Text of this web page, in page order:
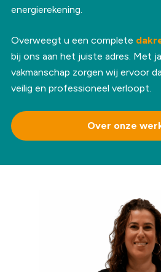
energierekening.
Overweegt u een complete
bij ons aan het juiste adres. Met
vakmanschap zorgen wij ervoor
veilig en professioneel verloopt.
Over onze